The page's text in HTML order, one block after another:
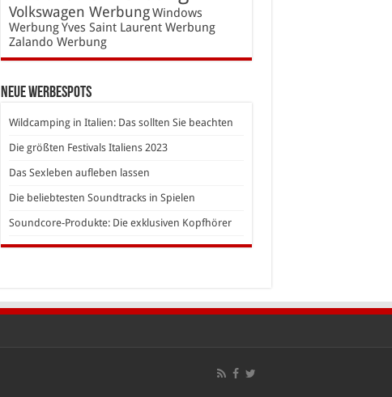
Volkswagen WerbungWindows
WerbungYves Saint Laurent Werbung
Zalando Werbung
Neue Werbespots
Wildcamping in Italien: Das sollten Sie beachten
Die größten Festivals Italiens 2023
Das Sexleben aufleben lassen
Die beliebtesten Soundtracks in Spielen
Soundcore-Produkte: Die exklusiven Kopfhörer